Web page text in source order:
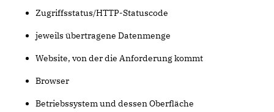
Zugriffsstatus/HTTP-Statuscode
jeweils übertragene Datenmenge
Website, von der die Anforderung kommt
Browser
Betriebssystem und dessen Oberfläche